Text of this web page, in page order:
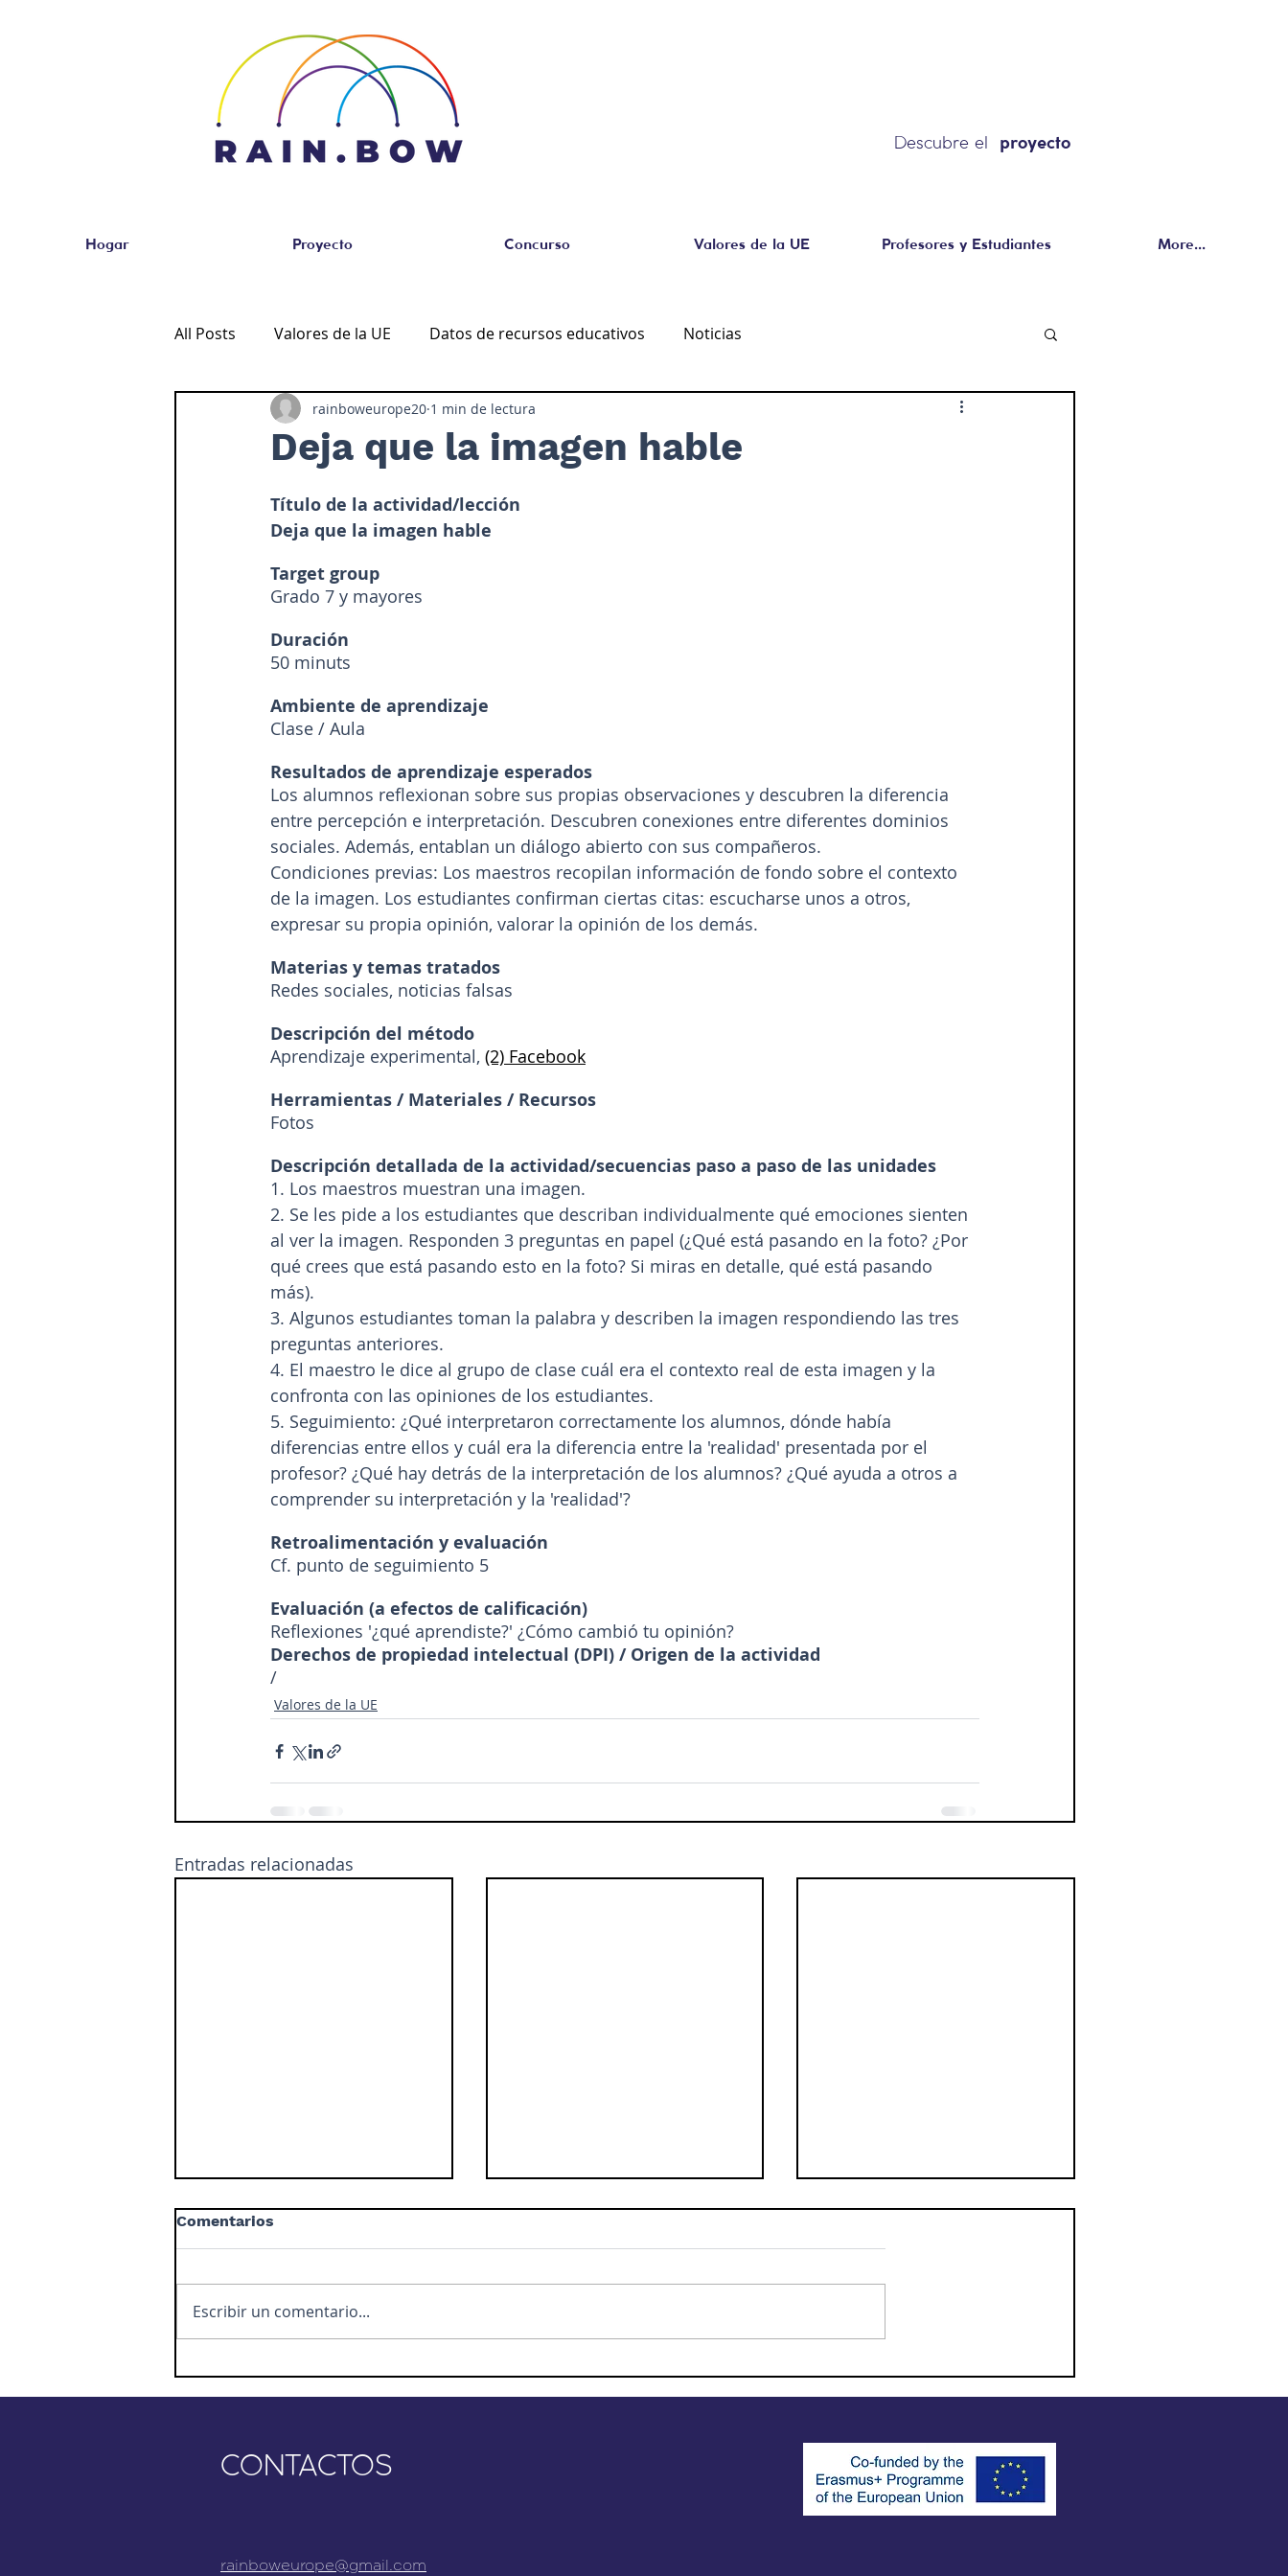
Descubre el proyecto
Hogar Proyecto Concurso Valores de la UE Profesores y Estudiantes More...
All Posts Valores de la UE Datos de recursos educativos Noticias
Deja que la imagen hable
rainboweurope20 1 min de lectura
Título de la actividad/lección
Deja que la imagen hable
Target group
Grado 7 y mayores
Duración
50 minuts
Ambiente de aprendizaje
Clase / Aula
Resultados de aprendizaje esperados
Los alumnos reflexionan sobre sus propias observaciones y descubren la diferencia
entre percepción e interpretación. Descubren conexiones entre diferentes dominios
sociales. Además, entablan un diálogo abierto con sus compañeros.
Condiciones previas: Los maestros recopilan información de fondo sobre el contexto
de la imagen. Los estudiantes confirman ciertas citas: escucharse unos a otros,
expresar su propia opinión, valorar la opinión de los demás.
Materias y temas tratados
Redes sociales, noticias falsas
Descripción del método
Aprendizaje experimental, (2) Facebook
Herramientas / Materiales / Recursos
Fotos
Descripción detallada de la actividad/secuencias paso a paso de las unidades
1. Los maestros muestran una imagen.
2. Se les pide a los estudiantes que describan individualmente qué emociones sienten
al ver la imagen. Responden 3 preguntas en papel (¿Qué está pasando en la foto? ¿Por
qué crees que está pasando esto en la foto? Si miras en detalle, qué está pasando
más).
3. Algunos estudiantes toman la palabra y describen la imagen respondiendo las tres
preguntas anteriores.
4. El maestro le dice al grupo de clase cuál era el contexto real de esta imagen y la
confronta con las opiniones de los estudiantes.
5. Seguimiento: ¿Qué interpretaron correctamente los alumnos, dónde había
diferencias entre ellos y cuál era la diferencia entre la 'realidad' presentada por el
profesor? ¿Qué hay detrás de la interpretación de los alumnos? ¿Qué ayuda a otros a
comprender su interpretación y la 'realidad'?
Retroalimentación y evaluación
Cf. punto de seguimiento 5
Evaluación (a efectos de calificación)
Reflexiones '¿qué aprendiste?' ¿Cómo cambió tu opinión?
Derechos de propiedad intelectual (DPI) / Origen de la actividad
/
Valores de la UE
Entradas relacionadas
Comentarios
Escribir un comentario...
CONTACTOS
rainboweurope@gmail.com